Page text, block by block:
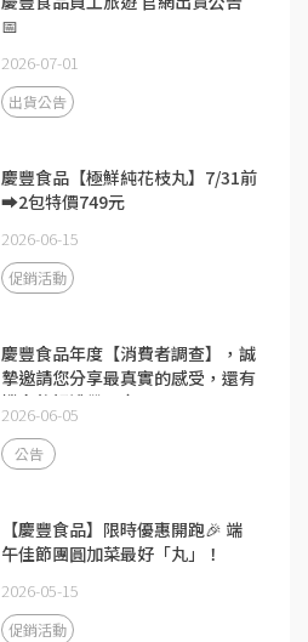
📅
2026-07-01
出貨公告
慶豐食品【極鮮純花枝丸】7/31前
➡️2包特價749元
2026-06-15
促銷活動
慶豐食品年度【消費者調查】，誠
摯邀請您分享最真實的感受，還有
機會將好禮帶回家。
2026-06-05
公告
【慶豐食品】限時優惠開跑🎉 端
午佳節團圓加菜最好「丸」！
2026-05-15
促銷活動